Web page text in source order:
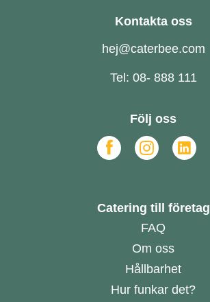
Kontakta oss
hej@caterbee.com
Tel: 08- 888 111
Följ oss
Catering till företag
FAQ
Om oss
Hållbarhet
Hur funkar det?